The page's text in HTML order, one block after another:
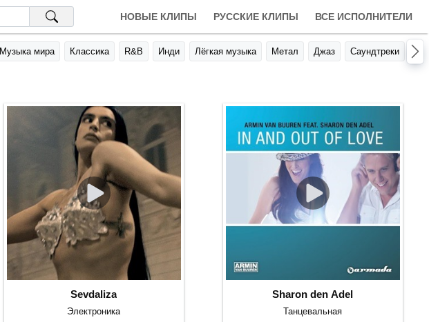
НОВЫЕ КЛИПЫ РУССКИЕ КЛИПЫ ВСЕ ИСПОЛНИТЕЛИ
Музыка мира Классика R&B Инди Лёгкая музыка Метал Джаз Саундтреки
Sevdaliza
Электроника
Sharon den Adel
Танцевальная